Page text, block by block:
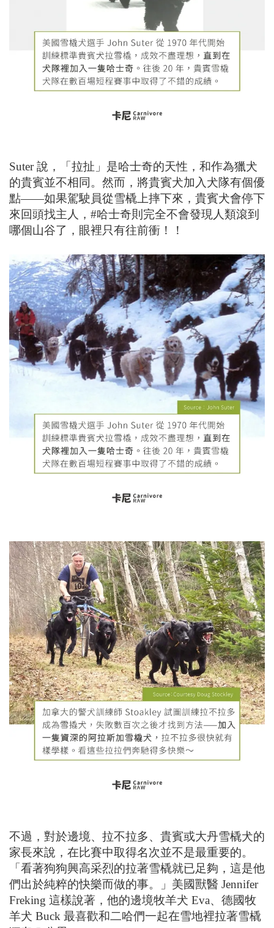
Suter 說，「拉扯」是哈士奇的天性，和作為獵犬
的貴賓並不相同。然而，將貴賓犬加入犬隊有個優
點——如果駕駛員從雪橇上摔下來，貴賓犬會停下
來回頭找主人，#哈士奇則完全不會發現人類滾到
哪個山谷了，眼裡只有往前衝！！
不過，對於邊境、拉不拉多、貴賓或大丹雪橇犬的
家長來說，在比賽中取得名次並不是最重要的。
「看著狗狗興高采烈的拉著雪橇就已足夠 ，這是他
們出於純粹的快樂而做的事。」美國獸醫 Jennifer
Freking 這樣說著，他的邊境牧羊犬 Eva、德國牧
羊犬 Buck 最喜歡和二哈們一起在雪地裡拉著雪橇